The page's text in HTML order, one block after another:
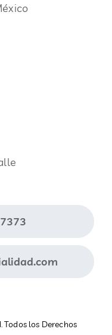
los Derechos